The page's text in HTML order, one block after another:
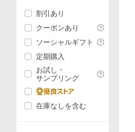
割引あり
クーポンあり
ソーシャルギフト
定期購入
お試し・
サンプリング
在庫なしを含む